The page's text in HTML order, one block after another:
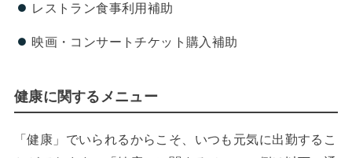
レストラン食事利用補助
映画・コンサートチケット購入補助
健康に関するメニュー
「健康」でいられるからこそ、いつも元気に出勤するこ